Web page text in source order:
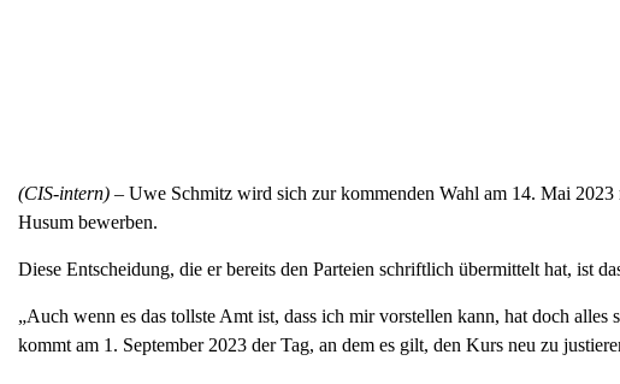
(CIS-intern) – Uwe Schmitz wird sich zur kommenden Wahl am 14. Mai
Husum bewerben.
Diese Entscheidung, die er bereits den Parteien schriftlich übermittelt hat, ist
„Auch wenn es das tollste Amt ist, dass ich mir vorstellen kann, hat doch
kommt am 1. September 2023 der Tag, an dem es gilt, den Kurs neu zu